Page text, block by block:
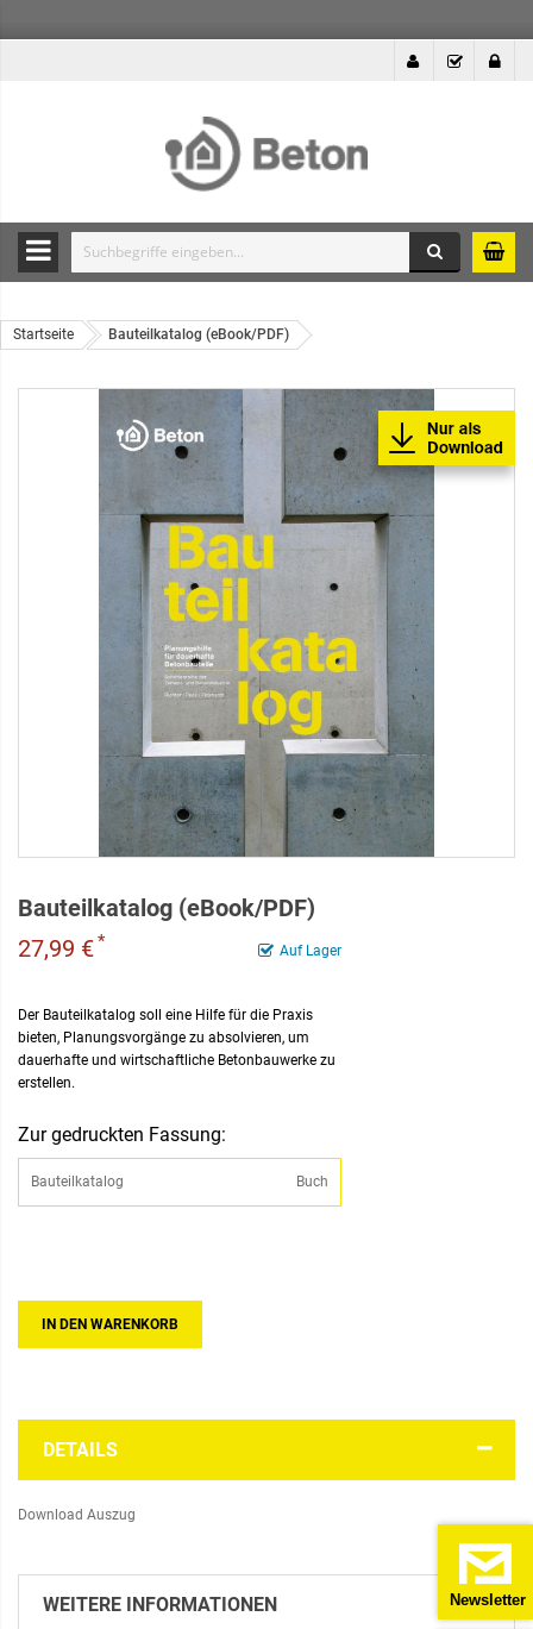
Durchsuche
Produkte
des
Newsletter
Startseite Bauteilkatalog (eBook/PDF)
Bauteilkatalog (eBook/PDF)
Auf Lager
27,99 €*
Der Bauteilkatalog soll eine Hilfe für die Praxis
bieten, Planungsvorgänge zu absolvieren, um
dauerhafte und wirtschaftliche Betonbauwerke zu
erstellen.
Zur gedruckten Fassung:
Bauteilkatalog Buch
IN DEN WARENKORB
DETAILS
Download Auszug
WEITERE INFORMATIONEN